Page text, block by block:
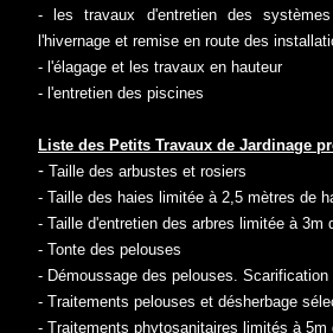
- les travaux d'entretien des
l'hivernage et remise en route des
- l'élagage et les travaux en hauteur
- l'entretien des piscines
Liste des Petits Travaux de Jardinage
- Taille des arbustes et rosiers
- Taille des haies limitée à 2,5 mètres de
- Taille d'entretien des arbres limitée à 3m
- Tonte des pelouses
- Démoussage des pelouses. Scarification
- Traitements pelouses et désherbage
- Traitements phytosanitaires limités à 5m